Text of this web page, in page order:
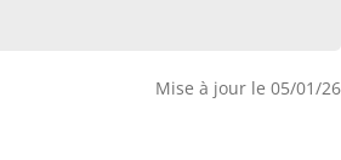
Mise à jour le 05/01/26